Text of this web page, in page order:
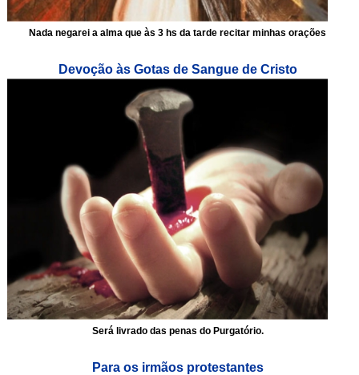
Nada negarei a alma que às 3 hs da tarde recitar minhas orações
Devoção às Gotas de Sangue de Cristo
Será livrado das penas do Purgatório.
Para os irmãos protestantes